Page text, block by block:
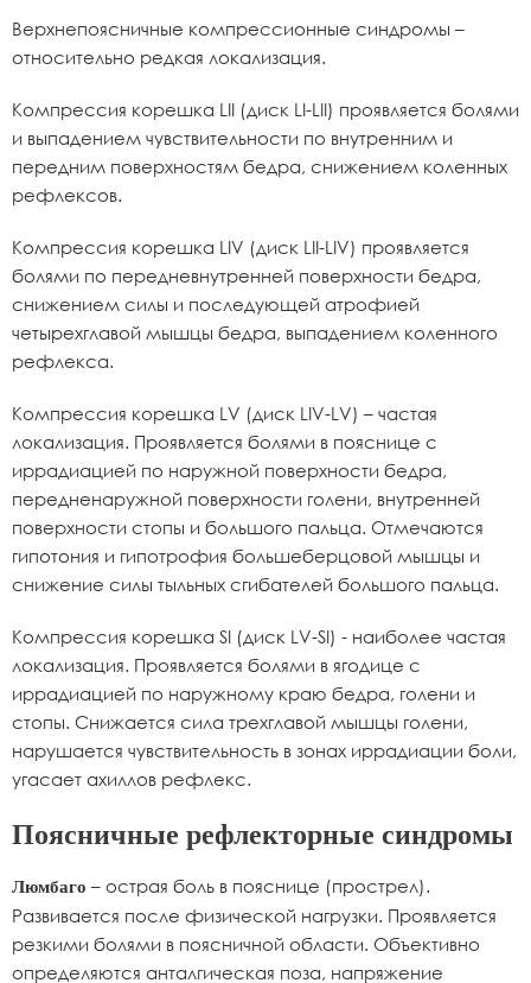
Верхнепоясничные компрессионные синдромы –
относительно редкая локализация.
Компрессия корешка LII (диск LI-LII) проявляется болями
и выпадением чувствительности по внутренним и
передним поверхностям бедра, снижением коленных
рефлексов.
Компрессия корешка LIV (диск LII-LIV) проявляется
болями по передневнутренней поверхности бедра,
снижением силы и последующей атрофией
четырехглавой мышцы бедра, выпадением коленного
рефлекса.
Компрессия корешка LV (диск LIV-LV) – частая
локализация. Проявляется болями в пояснице с
иррадиацией по наружной поверхности бедра,
передненаружной поверхности голени, внутренней
поверхности стопы и большого пальца. Отмечаются
гипотония и гипотрофия большеберцовой мышцы и
снижение силы тыльных сгибателей большого пальца.
Компрессия корешка SI (диск LV-SI) - наиболее частая
локализация. Проявляется болями в ягодице с
иррадиацией по наружному краю бедра, голени и
стопы. Снижается сила трехглавой мышцы голени,
нарушается чувствительность в зонах иррадиации боли,
угасает ахиллов рефлекс.
Поясничные рефлекторные синдромы
Люмбаго – острая боль в пояснице (прострел).
Развивается после физической нагрузки. Проявляется
резкими болями в поясничной области. Объективно
определяются анталгическая поза, напряжение